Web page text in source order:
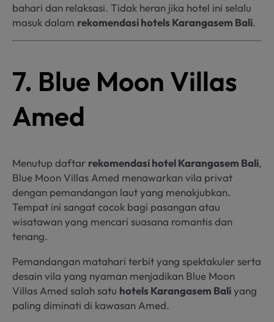
bahari dan relaksasi. Tidak heran jika hotel ini selalu
masuk dalam rekomendasi hotels Karangasem Bali.
7. Blue Moon Villas
Amed
Menutup daftar rekomendasi hotel Karangasem Bali,
Blue Moon Villas Amed menawarkan vila privat
dengan pemandangan laut yang menakjubkan.
Tempat ini sangat cocok bagi pasangan atau
wisatawan yang mencari suasana romantis dan
tenang.
Pemandangan matahari terbit yang spektakuler serta
desain vila yang nyaman menjadikan Blue Moon
Villas Amed salah satu hotels Karangasem Baliyang
paling diminati di kawasan Amed.